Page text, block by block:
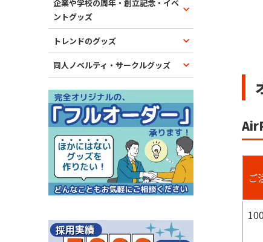
企業や学校の周年・創立記念・イベ
ントグッズ
トレンドのグッズ
同人ノベルティ・サークルグッズ
ご